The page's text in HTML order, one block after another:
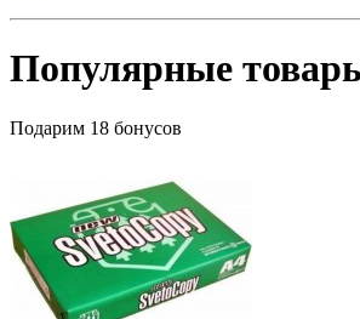
Популярные
Подарим 18 бонусов